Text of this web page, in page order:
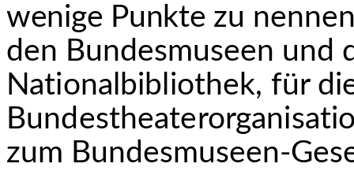
wenige Punkte zu
den Bundesmuseen und
Nationalbibliothek, für
zum Bundesmuseen-